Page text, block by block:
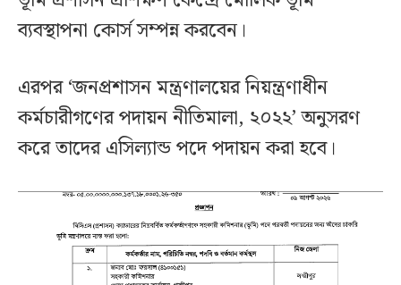
ব্যবস্থাপনা কোর্স সম্পন্ন করবেন।
এরপর ‘জনপ্রশাসন মন্ত্রণালয়ের নিয়ন্ত্রণাধীন
কর্মচারীগণের পদায়ন নীতিমালা, ২০২২’ অনুসরণ
করে তাদের এসিল্যান্ড পদে পদায়ন করা হবে।